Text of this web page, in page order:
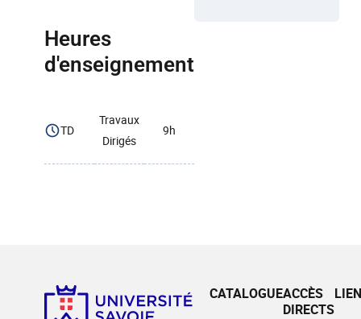
Heures
d'enseignement
TD
Travaux
Dirigés
9h
CATALOGUEACCÈS
DIRECTS